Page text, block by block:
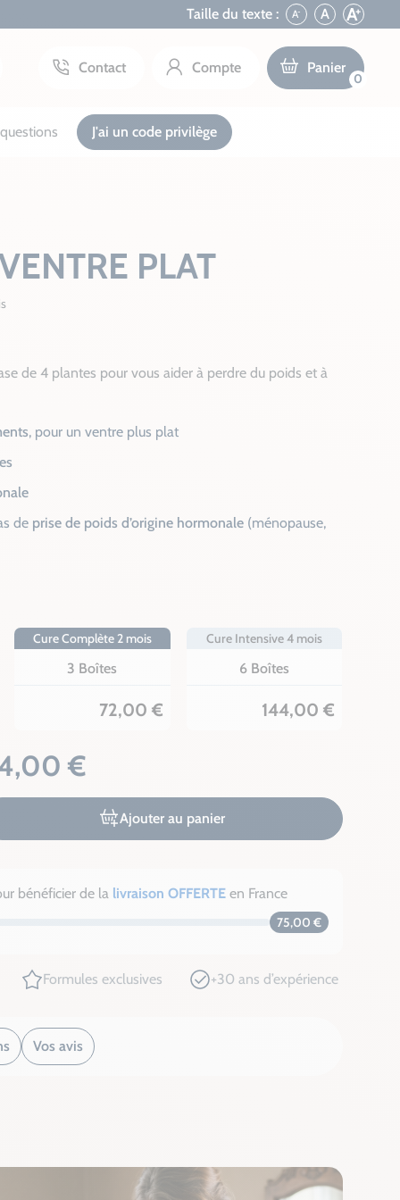
Taille du texte : A- A A+
Contact Compte Panier
0
J'ai un code privilège
PLAT
de 4 plantes pour vous aider à perdre du poids et à
, pour un ventre plus plat
de prise de poids d’origine hormonale(ménopause,
Cure Complète 2 mois
3 Boîtes
72,00 €
Cure Intensive 4 mois
6 Boîtes
144,00 €
€
Ajouter au panier
bénéficier de la livraison OFFERTEen France
75,00 €
Formules exclusives +30 ans d’expérience
Vos avis